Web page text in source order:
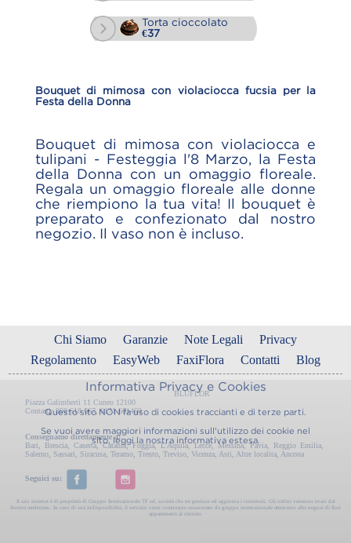
Torta cioccolato
€37
Bouquet di mimosa con violaciocca fucsia per la
Festa della Donna
Bouquet di mimosa con violaciocca e
tulipani - Festeggia l'8 Marzo, la Festa
della Donna con un omaggio floreale.
Regala un omaggio floreale alle donne
che riempiono la tua vita! Il bouquet è
preparato e confezionato dal nostro
negozio. Il vaso non è incluso.
Chi Siamo Garanzie Note Legali
Privacy
Regolamento
EasyWeb FaxiFlora Contatti Blog
BLUFLOR
Piazza Galimberti 11 Cuneo 12100
Contatti: 800 618 667, 0171 601460
Consegnamo direttamente a:
Bari
Brescia ,Caserta,Catania,Foggia,L'Aquila,Lecce,Messina,Pavia Reggio Emilia
Salerno
Sassari Siracusa ,Teramo ,Trento ,Treviso ,Vicenza Asti Altre localita Ancona
Seguici su:
Il sito internet è di proprietà di Gruppo Internazionale TF srl, società che ne gestisce ed aggiorna i contenuti. Gli ordini verranno evasi dal
fiorista medesimo. In caso di sua indisponibilità, il servizio verra' comunque asssicurato da gruppo internazionale attraverso altri negozi di fiori
appartenenti al circuito.
Informativa Privacy e Cookies
Questo sito NON fa uso di cookies traccianti e di terze parti.
Se vuoi avere maggiori informazioni sull'utilizzo dei cookie nel
sito, leggi la nostra informativa estesa.